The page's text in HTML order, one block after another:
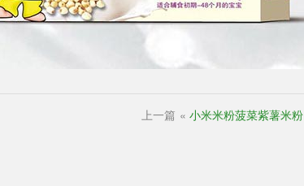
上一篇 « 小米米粉菠菜紫薯米粉